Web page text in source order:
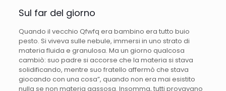
Sul far del giorno
Quando il vecchio Qfwfq era bambino era tutto buio
pesto. Si viveva sulle nebule, immersi in uno strato di
materia fluida e granulosa. Ma un giorno qualcosa
cambiò: suo padre si accorse che la materia si stava
solidificando, mentre suo fratello affermò che stava
giocando con una cosa”, quando non era mai esistito
nulla se non materia gassosa. Insomma, tutti provavano